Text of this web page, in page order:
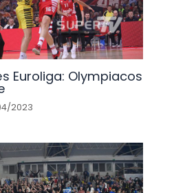
Euroliga: Olympiacos
2023